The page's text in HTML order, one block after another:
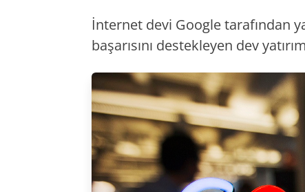
İnternet devi Google tarafından
başarısını destekleyen dev